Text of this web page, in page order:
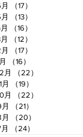
（17）
（13）
（16）
（12）
（17）
（16）
月
（22）
（19）
月
（22）
（21）
（20）
（24）